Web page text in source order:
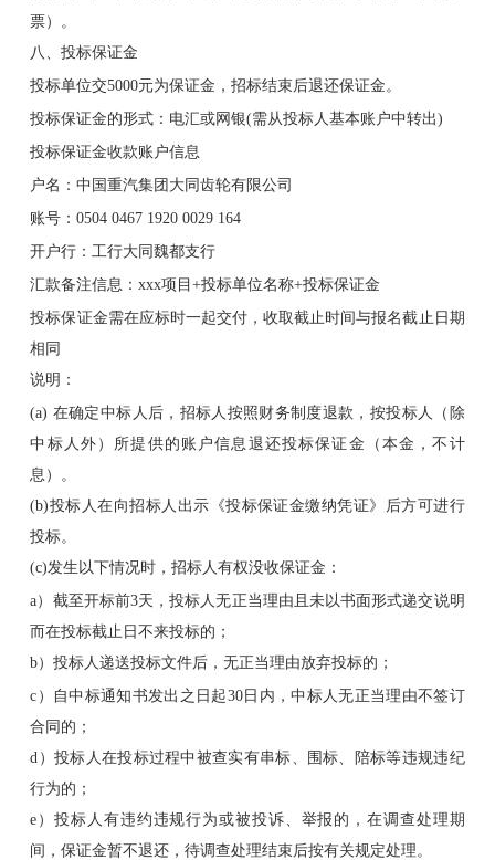
票）。
八、投标保证金
投标单位交5000元为保证金，招标结束后退还保证金。
投标保证金的形式：电汇或网银(需从投标人基本账户中转出)
投标保证金收款账户信息
户名：中国重汽集团大同齿轮有限公司
账号：0504 0467 1920 0029 164
开户行：工行大同魏都支行
汇款备注信息：xxx项目+投标单位名称+投标保证金
投标保证金需在应标时一起交付，收取截止时间与报名截止日期
相同
说明：
(a) 在确定中标人后，招标人按照财务制度退款，按投标人（除
中标人外）所提供的账户信息退还投标保证金（本金，不计
息）。
(b)投标人在向招标人出示《投标保证金缴纳凭证》后方可进行
投标。
(c)发生以下情况时，招标人有权没收保证金：
a）截至开标前3天，投标人无正当理由且未以书面形式递交说明
而在投标截止日不来投标的；
b）投标人递送投标文件后，无正当理由放弃投标的；
c）自中标通知书发出之日起30日内，中标人无正当理由不签订
合同的；
d）投标人在投标过程中被查实有串标、围标、陪标等违规违纪
行为的；
e）投标人有违约违规行为或被投诉、举报的，在调查处理期
间，保证金暂不退还，待调查处理结束后按有关规定处理。